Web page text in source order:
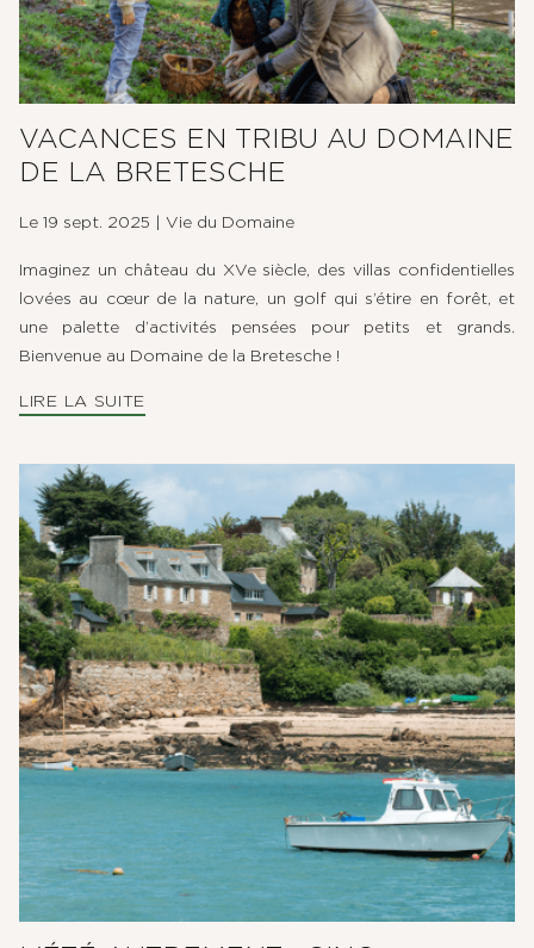
VACANCES EN TRIBU AU DOMAINE
DE LA BRETESCHE
Le 19 sept. 2025 Vie du Domaine
Imaginez un château du XVe siècle, des villas confidentielles
lovées au cœur de la nature, un golf qui s’étire en forêt, et
une palette d’activités pensées pour petits et grands.
Bienvenue au Domaine de la Bretesche !
LIRE LA SUITE